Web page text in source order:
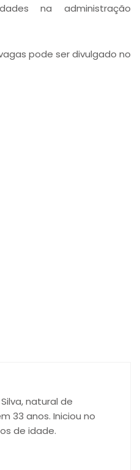
na administração
pode ser divulgado no
natural de
33 anos. Iniciou no
de idade.